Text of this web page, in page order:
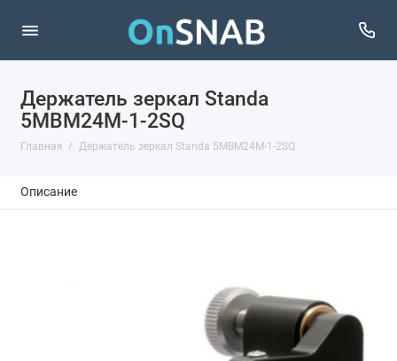
Держатель зеркал Standa
5MBM24M-1-2SQ
Главная Держатель зеркал Standa 5MBM24M-1-2SQ
Описание